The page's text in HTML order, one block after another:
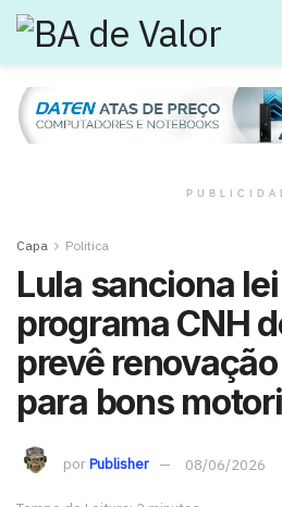
Capa Politica
Lula sanciona
programa CNH
prevê
para bons
porPublisher 08/06/2026